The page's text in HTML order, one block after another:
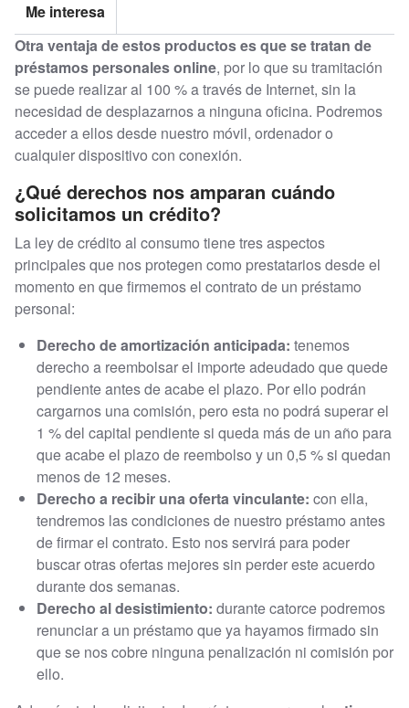
Me interesa
Otra ventaja de estos productos es que se tratan de
préstamos personales online, por lo que su tramitación
se puede realizar al 100 % a través de Internet, sin la
necesidad de desplazarnos a ninguna oficina. Podremos
acceder a ellos desde nuestro móvil, ordenador o
cualquier dispositivo con conexión.
¿Qué derechos nos amparan cuándo
solicitamos un crédito?
La ley de crédito al consumo tiene tres aspectos
principales que nos protegen como prestatarios desde el
momento en que firmemos el contrato de un préstamo
personal:
Derecho de amortización anticipada: tenemos
derecho a reembolsar el importe adeudado que quede
pendiente antes de acabe el plazo. Por ello podrán
cargarnos una comisión, pero esta no podrá superar el
1 % del capital pendiente si queda más de un año para
que acabe el plazo de reembolso y un 0,5 % si quedan
menos de 12 meses.
Derecho a recibir una oferta vinculante: con ella,
tendremos las condiciones de nuestro préstamo antes
de firmar el contrato. Esto nos servirá para poder
buscar otras ofertas mejores sin perder este acuerdo
durante dos semanas.
Derecho al desistimiento: durante catorce podremos
renunciar a un préstamo que ya hayamos firmado sin
que se nos cobre ninguna penalización ni comisión por
ello.